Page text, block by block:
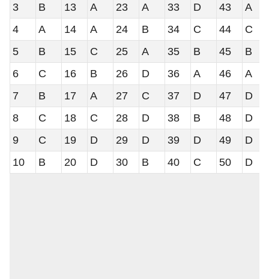
3
B 13 A 23 A 33 D 43
A
4
A 14 A 24 B 34 C 44
C
5
B 15 C 25 A 35 B 45
B
6
C 16 B 26 D 36 A 46
A
7
B 17 A 27 C 37 D 47
D
8
C 18 C 28 D 38 B 48
D
9
C 19 D 29 D 39 D 49
D
10
B 20 D 30 B 40 C 50 D